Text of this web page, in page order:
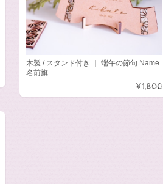
木製 / スタンド付き ｜ 端午の節句 Name
名前旗
¥1,800